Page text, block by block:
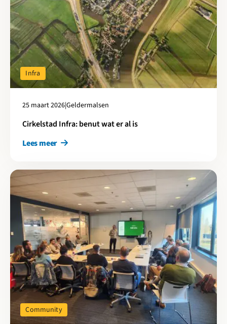
25 maart 2026|Geldermalsen
Cirkelstad Infra: benut wat er al is
Infra
Lees meer
Community
Lees meer over Cirkelstad Drechtsteden: HNN‑Infra toepassen